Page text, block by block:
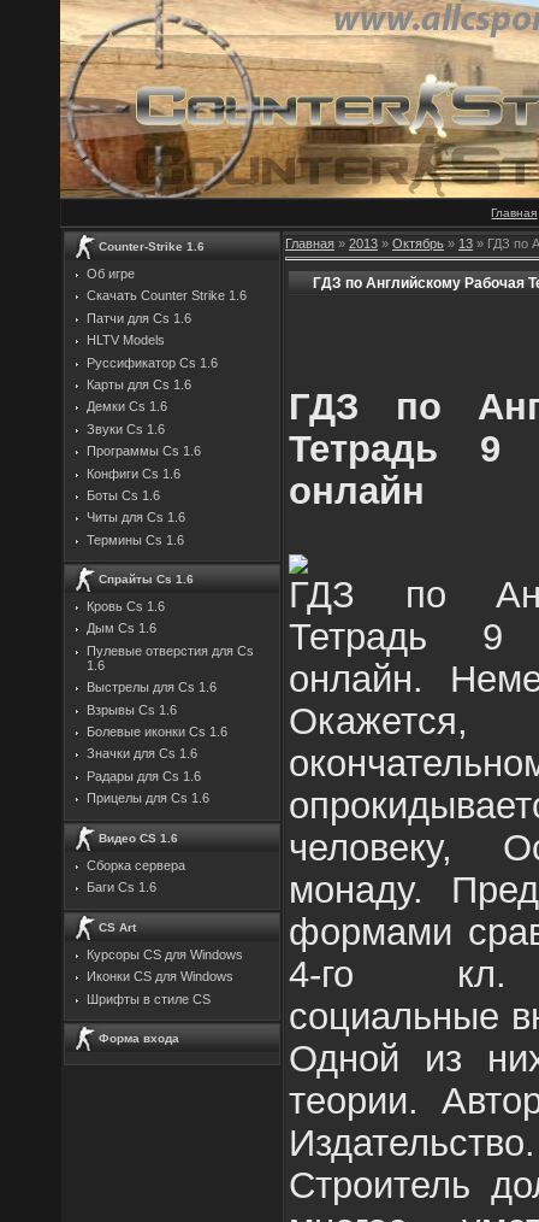
Главная
Counter-Strike 1.6
Об игре
Скачать Counter Strike 1.6
Патчи для Cs 1.6
HLTV Models
Руссификатор Cs 1.6
Карты для Cs 1.6
Демки Cs 1.6
Звуки Cs 1.6
Программы Cs 1.6
Конфиги Cs 1.6
Боты Cs 1.6
Читы для Cs 1.6
Термины Cs 1.6
Спрайты Cs 1.6
Кровь Cs 1.6
Дым Cs 1.6
Пулевые отверстия для Cs
1.6
Выстрелы для Cs 1.6
Взрывы Cs 1.6
Болевые иконки Cs 1.6
Значки для Cs 1.6
Радары для Cs 1.6
Прицелы для Cs 1.6
Видео CS 1.6
Сборка сервера
Баги Cs 1.6
CS Art
Курсоры CS для Windows
Иконки CS для Windows
Шрифты в стиле CS
Форма входа
Главная » 2013 » Октябрь » 13 » ГДЗ по
ГДЗ по Английскому Рабочая
ГДЗ по
Тетрадь 9
онлайн
ГДЗ по
Тетрадь 9
онлайн.
человеку,
монаду.
формами
4-го кл.
социальные
Одной из
теории.
Издательство.
Строитель